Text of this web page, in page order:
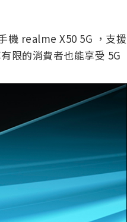
機 realme X50 5G ，支援
限的消費者也能享受 5G